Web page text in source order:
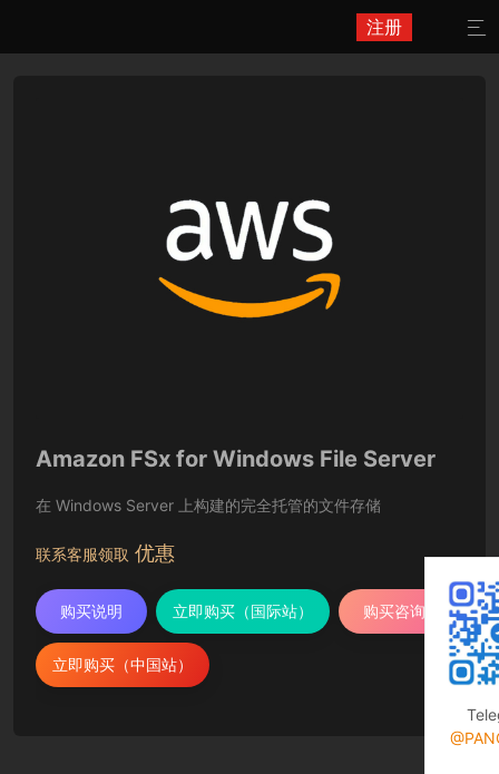
注册 
Amazon FSx for Windows File Server
在 Windows Server 上构建的完全托管的文件存储
联系客服领取 优惠
购买说明 立即购买（国际站） 购买咨询
立即购买（中国站）